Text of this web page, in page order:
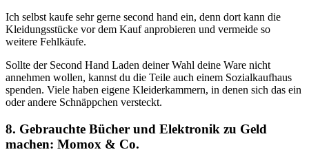
Ich selbst kaufe sehr gerne second hand ein, denn dort kann die
Kleidungsstücke vor dem Kauf anprobieren und vermeide so
weitere Fehlkäufe.
Sollte der Second Hand Laden deiner Wahl deine Ware nicht
annehmen wollen, kannst du die Teile auch einem Sozialkaufhaus
spenden. Viele haben eigene Kleiderkammern, in denen sich das ein
oder andere Schnäppchen versteckt.
8. Gebrauchte Bücher und Elektronik zu Geld
machen: Momox & Co.